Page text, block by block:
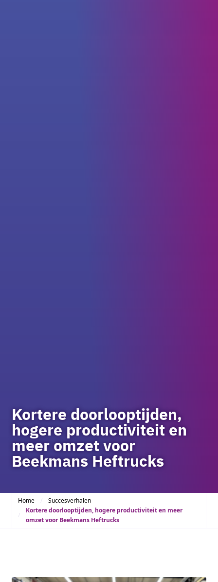
Kortere doorlooptijden,
hogere productiviteit en
meer omzet voor
Beekmans Heftrucks
Home
Succesverhalen
Kortere doorlooptijden, hogere productiviteit en meer
omzet voor Beekmans Heftrucks